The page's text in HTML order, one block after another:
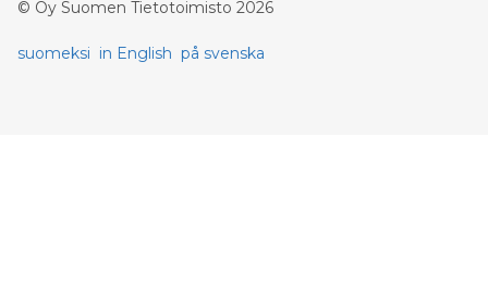
© Oy Suomen Tietotoimisto 2026
suomeksi in English på svenska